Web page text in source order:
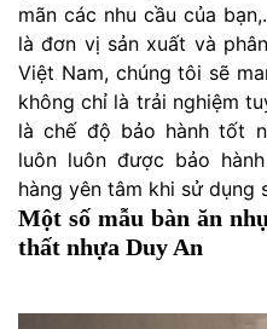
mãn các nhu cầu của
là đơn vị sản xuất và
Việt Nam, chúng tôi sẽ
không chỉ là trải nghiệm
là chế độ bảo hành tốt
luôn luôn được bảo
hàng yên tâm khi sử dụng
Một số mẫu bàn ăn
thất nhựa Duy An